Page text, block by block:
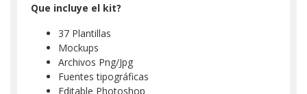
Que incluye el kit?
37 Plantillas
Mockups
Archivos Png/Jpg
Fuentes tipográficas
Editable Photoshop